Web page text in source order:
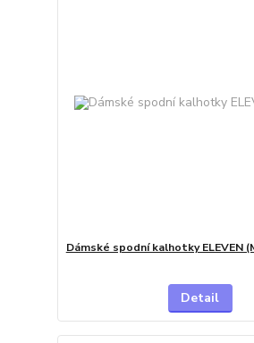
Dámské spodní kalhotky ELEVEN
Detail